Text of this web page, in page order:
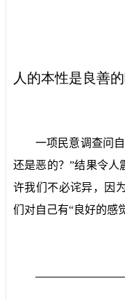
人的本性是良善
一项民意调查问
还是恶的？”结果令人
许我们不必诧异，因
们对自己有“良好的感